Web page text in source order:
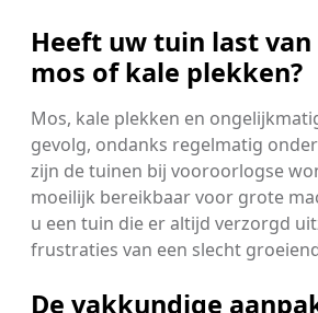
Heeft uw tuin last van
mos of kale plekken?
Mos, kale plekken en
gevolg, ondanks regelmatig
zijn de tuinen bij vooroorlogse
moeilijk bereikbaar voor grote
u een tuin die er altijd verzorgd
frustraties van een slecht
De vakkundige